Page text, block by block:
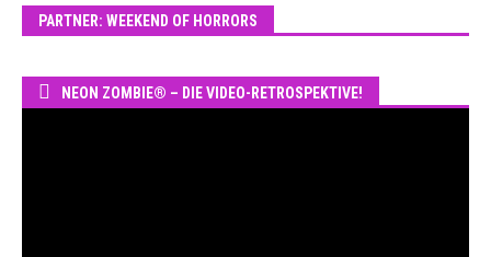
PARTNER: WEEKEND OF HORRORS
NEON ZOMBIE® – DIE VIDEO-RETROSPEKTIVE!